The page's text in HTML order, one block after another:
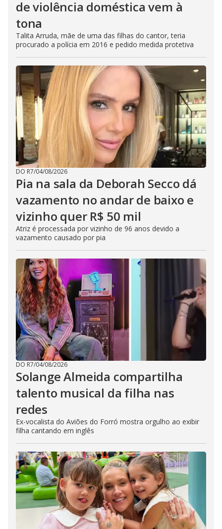
de violência doméstica vem à
tona
Talita Arruda, mãe de uma das filhas do cantor, teria
procurado a polícia em 2016 e pedido medida protetiva
DO R7/04/08/2026
Pia na sala da Deborah Secco dá
vazamento no andar de baixo e
vizinho quer R$ 50 mil
Atriz é processada por vizinho de 96 anos devido a
vazamento causado por pia
DO R7/04/08/2026
Solange Almeida compartilha
talento musical da filha nas
redes
Ex-vocalista do Aviões do Forró mostra orgulho ao exibir
filha cantando em inglês